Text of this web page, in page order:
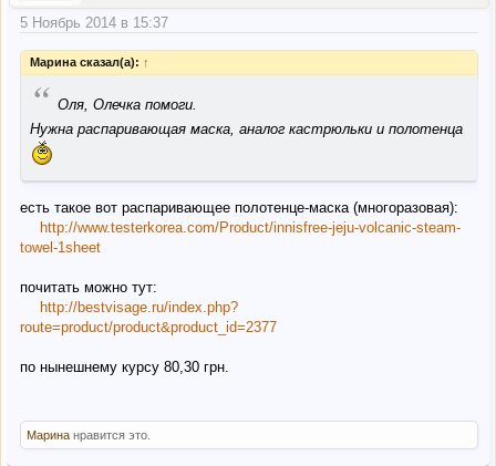
5 Ноябрь 2014 в 15:37
Марина сказал(а): ↑
“ Оля, Олечка помоги.
Нужна распаривающая маска, аналог кастрюльки и полотенца
есть такое вот распаривающее полотенце-маска (многоразовая):
http://www.testerkorea.com/Product/innisfree-jeju-volcanic-steam-
towel-1sheet
почитать можно тут:
http://bestvisage.ru/index.php?
route=product/product&product_id=2377
по нынешнему курсу 80,30 грн.
Марина нравится это.